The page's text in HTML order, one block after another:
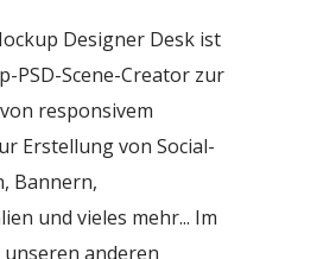
Designer Desk ist
PSD-Scene-Creator zur
responsivem
Erstellung von Social-
Bannern,
und vieles mehr... Im
unseren anderen